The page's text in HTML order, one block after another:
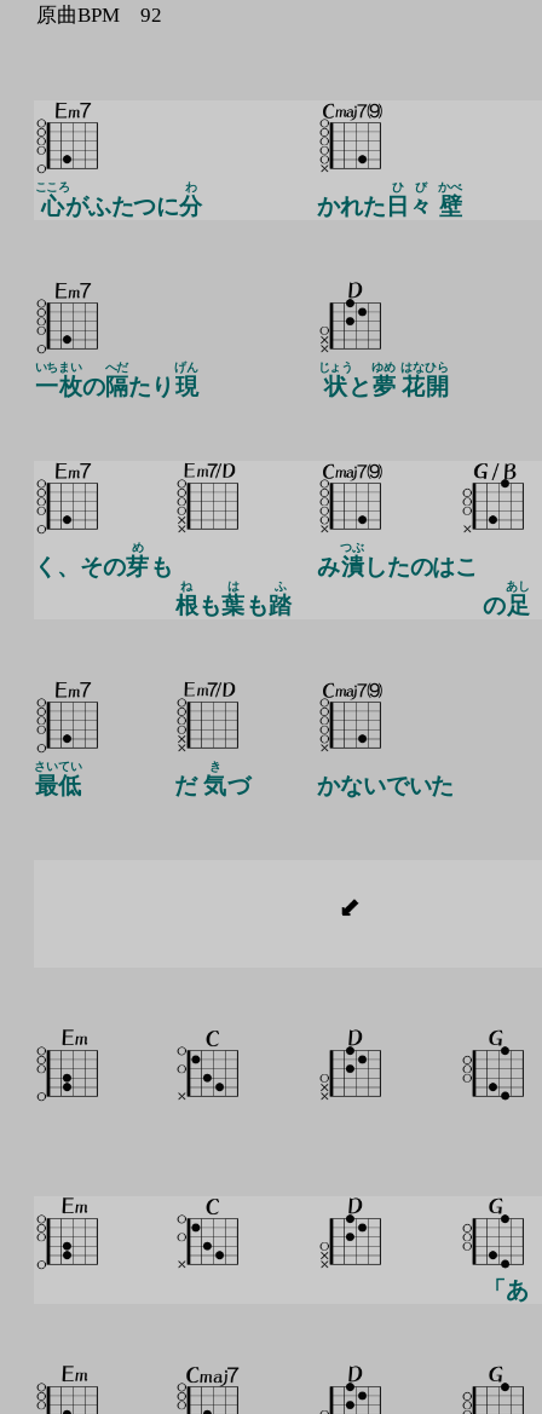
原曲BPM 92
心
こころ
がふたつに分
わ
かれた 日
ひ
々
び
壁
かべ
一
いち
枚
まい
の隔
へだ
たり 現
げん
状
じょう
と夢
ゆめ
花
はな
開
ひら
く、その芽
め
も
根
ね
も葉
は
も踏
ふ
み潰
つぶ
したのはこ
の足
あし
最低
さいてい
だ気
き
づ かないでいた
「あ